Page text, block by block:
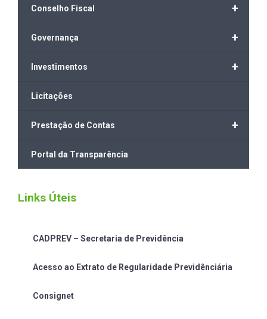
+
Conselho Fiscal
+
Governança
+
Investimentos
Licitações
+
Prestação de Contas
Portal da Transparência
Links Úteis
CADPREV – Secretaria de Previdência
Acesso ao Extrato de Regularidade Previdênciária
Consignet